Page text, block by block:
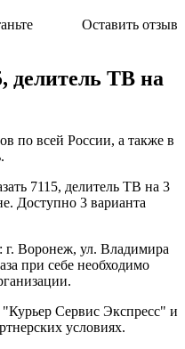
Оставить отзыв
делитель ТВ на
по всей России, а также в
7115, делитель ТВ на 3
Доступно 3 варианта
г. Воронеж, ул. Владимира
при себе необходимо
Сервис Экспресс" и
условиях.